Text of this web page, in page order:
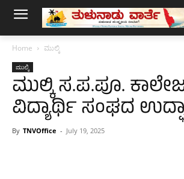
Home ಮುಲ್ಕಿ
ಮುಲ್ಕಿ
ಮುಲ್ಕಿ ಸ.ಪ.ಪೂ.
ವಿದ್ಯಾರ್ಥಿ ಸಂಘದ
By TNVOffice - July 19, 2025